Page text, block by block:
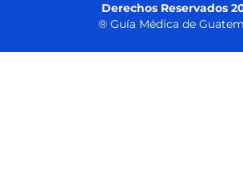
Derechos Reservados
® Guía Médica de